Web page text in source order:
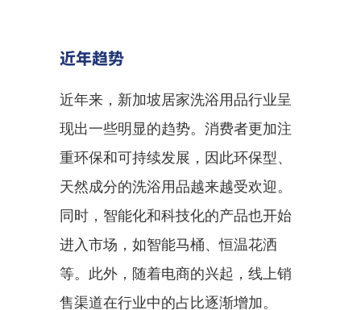
近年趋势
近年来，新加坡居家洗浴用品行业呈
现出一些明显的趋势。消费者更加注
重环保和可持续发展，因此环保型、
天然成分的洗浴用品越来越受欢迎。
同时，智能化和科技化的产品也开始
进入市场，如智能马桶、恒温花洒
等。此外，随着电商的兴起，线上销
售渠道在行业中的占比逐渐增加。